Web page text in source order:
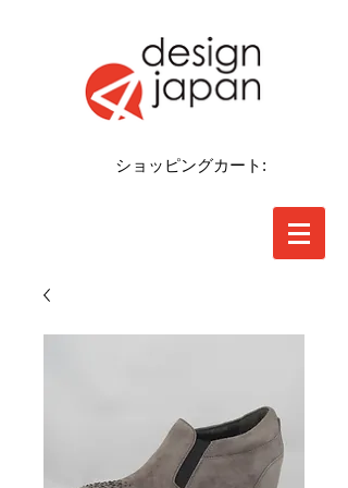
ショッピングカート: